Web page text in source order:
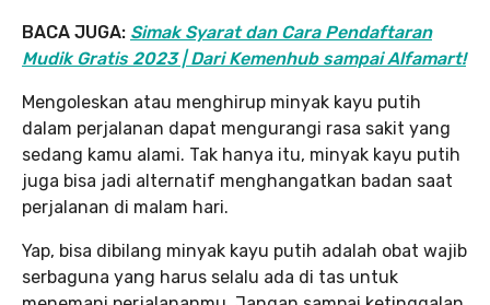
BACA JUGA: Simak Syarat dan Cara Pendaftaran
Mudik Gratis 2023 | Dari Kemenhub sampai Alfamart!
Mengoleskan atau menghirup minyak kayu putih
dalam perjalanan dapat mengurangi rasa sakit yang
sedang kamu alami. Tak hanya itu, minyak kayu putih
juga bisa jadi alternatif menghangatkan badan saat
perjalanan di malam hari.
Yap, bisa dibilang minyak kayu putih adalah obat wajib
serbaguna yang harus selalu ada di tas untuk